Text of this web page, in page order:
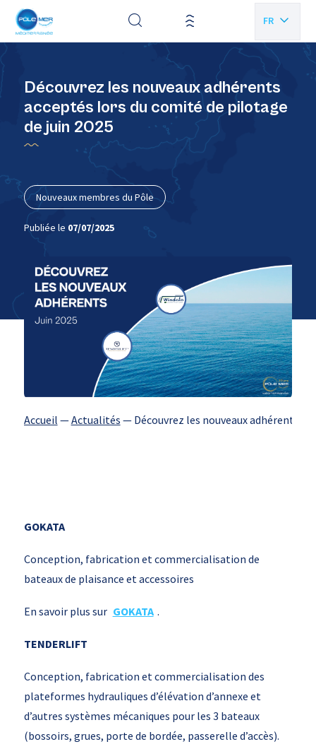
FR
EN
Découvrez les nouveaux adhérents
acceptés lors du comité de pilotage
de juin 2025
Nouveaux membres du Pôle
Publiée le 07/07/2025
Accueil —Actualités — Découvrez les nouveaux adhérents
GOKATA
Conception, fabrication et commercialisation de
bateaux de plaisance et accessoires
En savoir plus sur GOKATA .
TENDERLIFT
Conception, fabrication et commercialisation des
plateformes hydrauliques d’élévation d’annexe et
d’autres systèmes mécaniques pour les 3 bateaux
(bossoirs, grues, porte de bordée, passerelle d’accès).
Panneau de gestion des cookies